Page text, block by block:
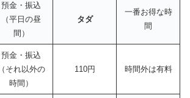
預金・振込
（平日の昼
間）
タダ
一番お得な時
間
預金・振込
（それ以外の
時間）
110円 時間外は有料